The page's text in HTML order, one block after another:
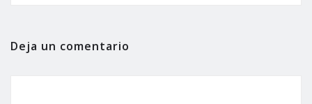
Deja un comentario